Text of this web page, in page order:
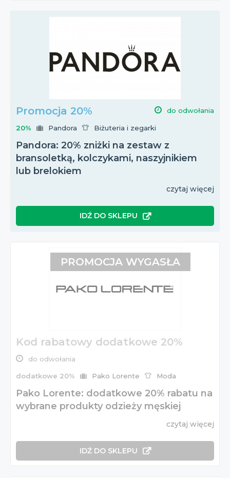
Promocja 20% do odwołania
20% Pandora Biżuteria i zegarki
Pandora: 20% zniżki na zestaw z
bransoletką, kolczykami, naszyjnikiem
lub brelokiem
czytaj więcej
IDŹ DO SKLEPU
Kod rabatowy dodatkowe 20%
do odwołania
dodatkowe 20% Pako Lorente Moda
Pako Lorente: dodatkowe 20% rabatu na
wybrane produkty odzieży męskiej
czytaj więcej
IDŹ DO SKLEPU
PROMOCJA WYGASŁA